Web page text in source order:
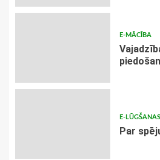
E-MĀCĪBA
E-LŪGŠANAS
Par